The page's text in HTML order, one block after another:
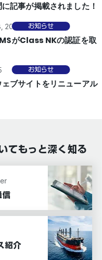
記事が掲載されました！
2025 お知らせ
がClass NKの認証を取
お知らせ
ブサイトをリニューアル
てもっと深く知る
信
紹介